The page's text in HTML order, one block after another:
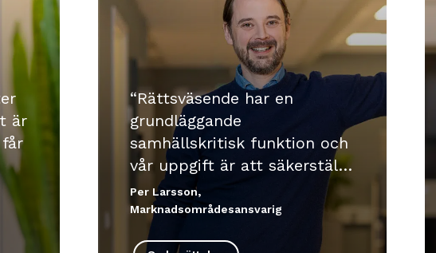
är
Rättsväsende har en
grundläggande
samhällskritisk funktion och
vår uppgift är att säkerställa
att hyresgästen fullt ut kan
fokusera på sitt uppdrag.
Per Larsson,
Marknadsområdesansvarig